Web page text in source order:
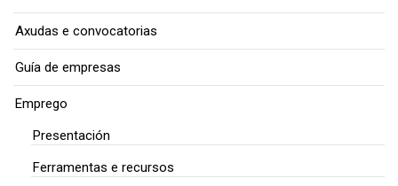
Axudas e convocatorias
Guía de empresas
Emprego
Presentación
Ferramentas e recursos